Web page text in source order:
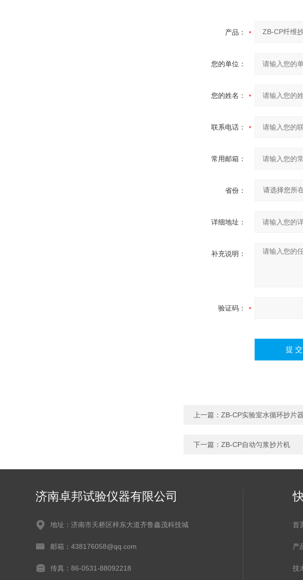
产品：
您的单位：
您的姓名：
联系电话：
常用邮箱：
省份：
详细地址：
补充说明：
验证码：
上一篇： ZB-CP实验室水循环抄片器
下一篇： ZB-CP自动匀浆抄片机
济南卓邦试验仪器有限公司
地址：济南市天桥区梓东大道齐鲁鑫茂科技城
邮箱：438176058@qq.com
传真：86-0531-88092218
首
产
技